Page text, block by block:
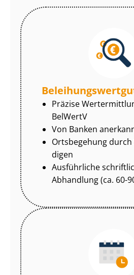
Präzise
BelWertV
Von Banken
Ortsbegehung
di­gen
Ausführliche
Abhandlung (ca. 60-